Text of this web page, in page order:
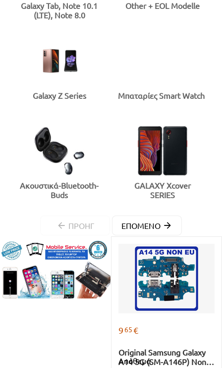
Galaxy Tab, Note 10.1
(LTE), Note 8.0
Other + EOL Modelle
Galaxy Z Series Μπαταρίες Smart Watch
Ακουστικά-Bluetooth-
Buds
GALAXY Xcover
SERIES
ΠΡΟΗΓ ΕΠΌΜΕΝΟ
9 65€
Original Samsung Galaxy
A14 5G (SM-A146P) Non
Απόθεμα